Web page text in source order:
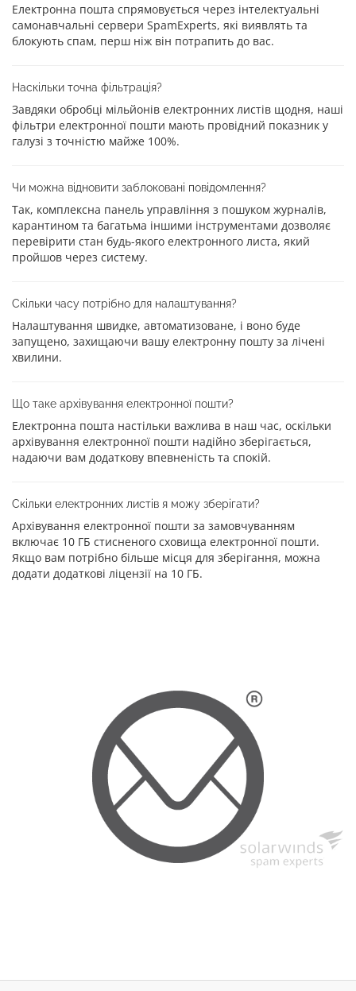
Електронна пошта спрямовується через інтелектуальні
самонавчальні сервери SpamExperts, які виявлять та
блокують спам, перш ніж він потрапить до вас.
Наскільки точна фільтрація?
Завдяки обробці мільйонів електронних листів щодня, наші
фільтри електронної пошти мають провідний показник у
галузі з точністю майже 100%.
Чи можна відновити заблоковані повідомлення?
Так, комплексна панель управління з пошуком журналів,
карантином та багатьма іншими інструментами дозволяє
перевірити стан будь-якого електронного листа, який
пройшов через систему.
Скільки часу потрібно для налаштування?
Налаштування швидке, автоматизоване, і воно буде
запущено, захищаючи вашу електронну пошту за лічені
хвилини.
Що таке архівування електронної пошти?
Електронна пошта настільки важлива в наш час, оскільки
архівування електронної пошти надійно зберігається,
надаючи вам додаткову впевненість та спокій.
Скільки електронних листів я можу зберігати?
Архівування електронної пошти за замовчуванням
включає 10 ГБ стисненого сховища електронної пошти.
Якщо вам потрібно більше місця для зберігання, можна
додати додаткові ліцензії на 10 ГБ.